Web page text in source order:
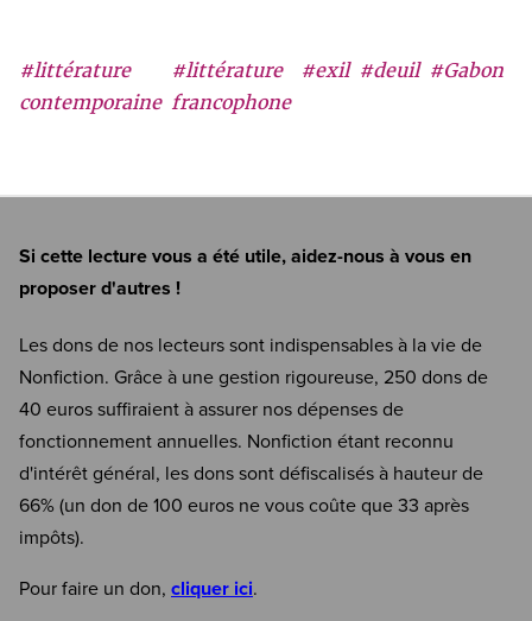
#littérature
contemporaine
#littérature
francophone
#exil #deuil #Gabon
Si cette lecture vous a été utile, aidez-nous à vous en
proposer d'autres !
Les dons de nos lecteurs sont indispensables à la vie de
Nonfiction. Grâce à une gestion rigoureuse, 250 dons de
40 euros suffiraient à assurer nos dépenses de
fonctionnement annuelles. Nonfiction étant reconnu
d'intérêt général, les dons sont défiscalisés à hauteur de
66% (un don de 100 euros ne vous coûte que 33 après
impôts).
Pour faire un don, cliquer ici.